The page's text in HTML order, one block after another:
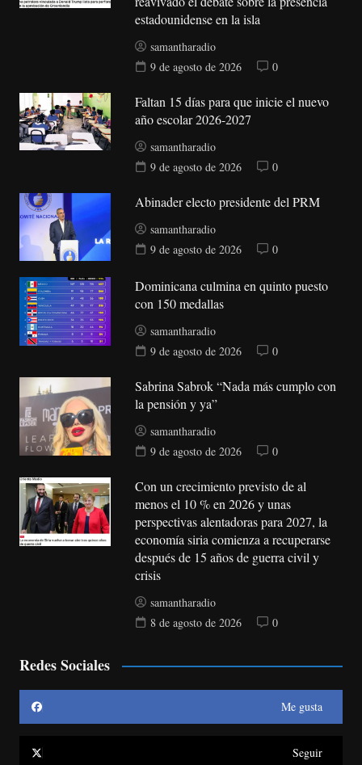
estadounidense en la isla
samantharadio
9 de agosto de 2026
0
Faltan 15 días para que inicie el nuevo
año escolar 2026-2027
samantharadio
9 de agosto de 2026
0
Abinader electo presidente del PRM
samantharadio
9 de agosto de 2026
0
Dominicana culmina en quinto puesto
con 150 medallas
samantharadio
9 de agosto de 2026
0
Sabrina Sabrok “Nada más cumplo con
la pensión y ya”
samantharadio
9 de agosto de 2026
0
Con un crecimiento previsto de al
menos el 10 % en 2026 y unas
perspectivas alentadoras para 2027, la
economía siria comienza a recuperarse
después de 15 años de guerra civil y
crisis
samantharadio
8 de agosto de 2026
0
Redes Sociales
Me gusta
Seguir